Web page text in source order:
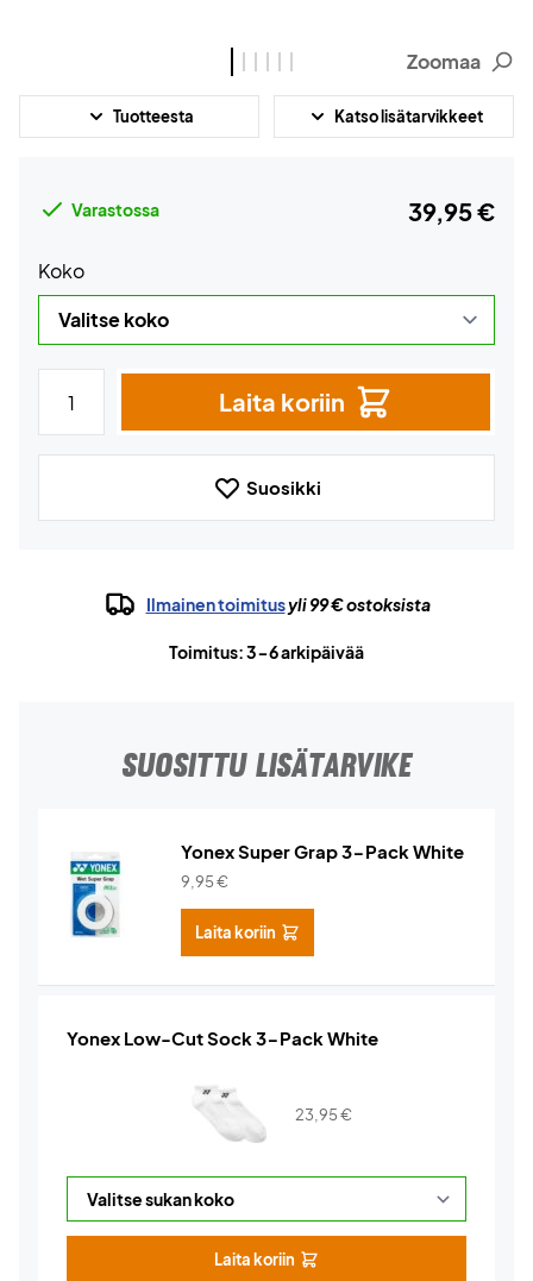
Zoomaa
Tuotteesta Katso lisätarvikkeet
Varastossa 39,95 €
Koko
Laita koriin
Suosikki
Ilmainen toimitusyli 99 € ostoksista
Toimitus: 3-6 arkipäivää
SUOSITTU LISÄTARVIKE
Yonex Super Grap 3-Pack White
9,95€
Laita koriin
Yonex Low-Cut Sock 3-Pack White
23,95€
Laita koriin